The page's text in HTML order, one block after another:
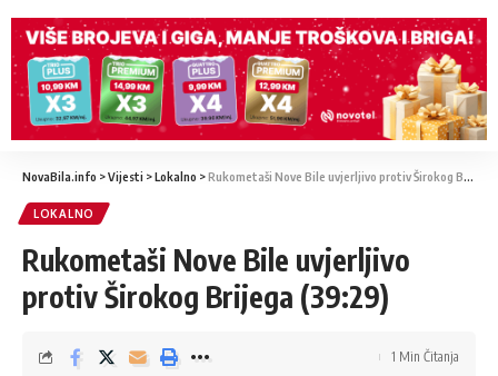
NovaBila.info >Vijesti >Lokalno >Rukometaši Nove Bile uvjerljivo protiv Širokog Brijega (39:29)
LOKALNO
Rukometaši Nove Bile uvjerljivo
protiv Širokog Brijega (39:29)
1 Min Čitanja